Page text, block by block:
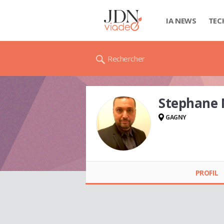
IA NEWS
Rechercher
Stephane
GAGNY
PROFIL